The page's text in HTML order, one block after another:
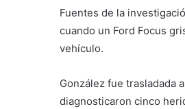
Fuentes de la
cuando un Ford Focus
vehículo.
González fue trasladada
diagnosticaron cinco